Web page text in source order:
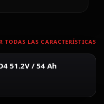
TODAS LAS CARACTERÍSTICAS
51.2V / 54 Ah